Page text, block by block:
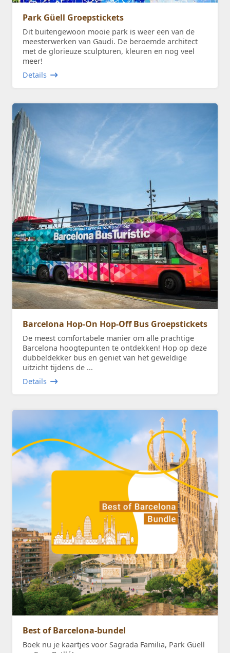
Park Güell Groepstickets
Dit buitengewoon mooie park is weer een van de
meesterwerken van Gaudi. De beroemde architect
met de glorieuze sculpturen, kleuren en nog veel
meer!
Details
Barcelona Hop-On Hop-Off Bus Groepstickets
De meest comfortabele manier om alle prachtige
Barcelona hoogtepunten te ontdekken! Hop op deze
dubbeldekker bus en geniet van het geweldige
uitzicht tijdens de ...
Details
Best of Barcelona-bundel
Boek nu je kaartjes voor Sagrada Familia, Park Güell